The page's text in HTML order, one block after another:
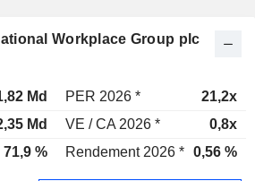
Workplace Group plc
Md PER 2026 *
21,2x
Md VE / CA 2026 *
0,8x
71,9 % Rendement 2026 * 0,56 %